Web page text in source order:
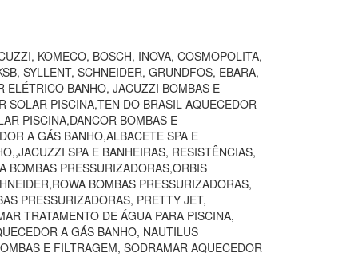
KOMECO, BOSCH, INOVA, COSMOPOLITA,
SYLLENT, SCHNEIDER, GRUNDFOS, EBARA,
ELÉTRICO BANHO, JACUZZI BOMBAS E
SOLAR PISCINA,TEN DO BRASIL AQUECEDOR
PISCINA,DANCOR BOMBAS E
A GÁS BANHO,ALBACETE SPA E
SPA E BANHEIRAS, RESISTÊNCIAS,
BOMBAS PRESSURIZADORAS,ORBIS
BOMBAS PRESSURIZADORAS,
PRESSURIZADORAS, PRETTY JET,
TRATAMENTO DE ÁGUA PARA PISCINA,
A GÁS BANHO, NAUTILUS
E FILTRAGEM, SODRAMAR AQUECEDOR